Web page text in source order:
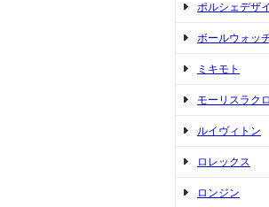
ポルシェデザ
ボールウォッ
ミキモト
モーリスラク
ルイヴィトン
ロレックス
ロンジン